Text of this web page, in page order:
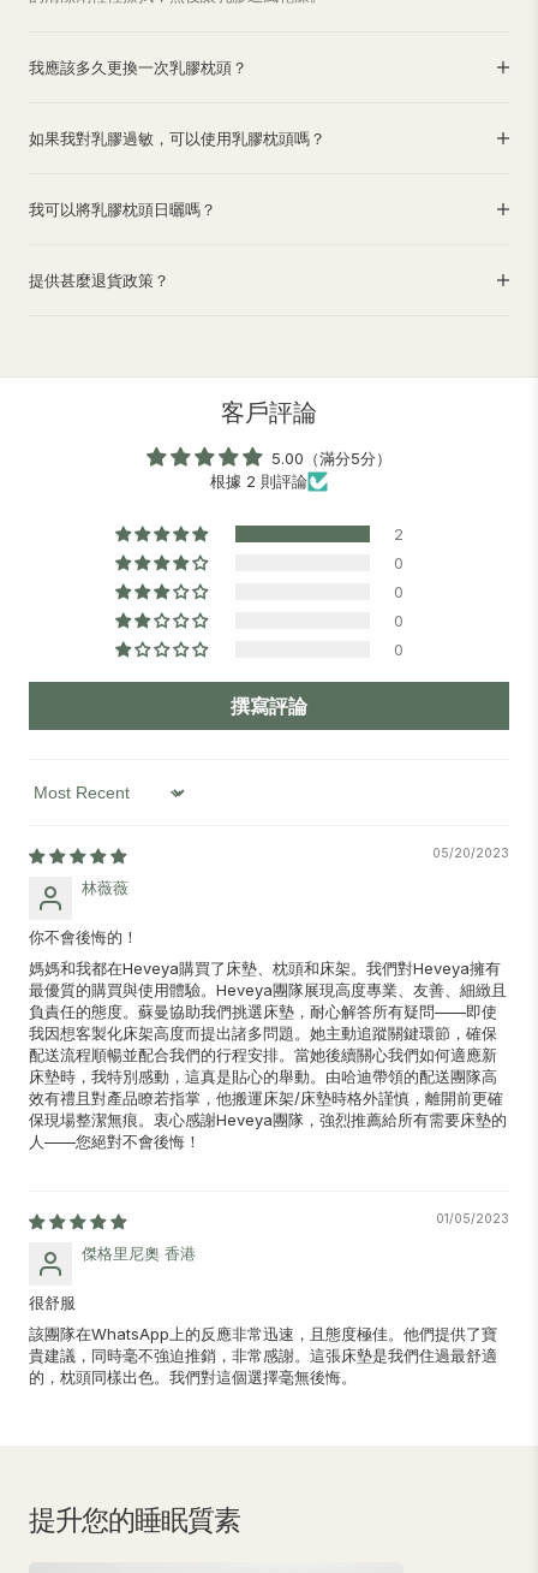
我應該多久更換一次乳膠枕頭？
如果我對乳膠過敏，可以使用乳膠枕頭嗎？
我可以將乳膠枕頭日曬嗎？
提供甚麼退貨政策？
客戶評論
5.00（滿分5分）
根據 2 則評論
2
0
0
0
0
撰寫評論
Sort by
05/20/2023
林薇薇
你不會後悔的！
媽媽和我都在Heveya購買了床墊、枕頭和床架。我們對Heveya擁有
最優質的購買與使用體驗。Heveya團隊展現高度專業、友善、細緻且
負責任的態度。蘇曼協助我們挑選床墊，耐心解答所有疑問——即使
我因想客製化床架高度而提出諸多問題。她主動追蹤關鍵環節，確保
配送流程順暢並配合我們的行程安排。當她後續關心我們如何適應新
床墊時，我特別感動，這真是貼心的舉動。由哈迪帶領的配送團隊高
效有禮且對產品瞭若指掌，他搬運床架/床墊時格外謹慎，離開前更確
保現場整潔無痕。衷心感謝Heveya團隊，強烈推薦給所有需要床墊的
人——您絕對不會後悔！
01/05/2023
傑格里尼奧 香港
很舒服
該團隊在WhatsApp上的反應非常迅速，且態度極佳。他們提供了寶
貴建議，同時毫不強迫推銷，非常感謝。這張床墊是我們住過最舒適
的，枕頭同樣出色。我們對這個選擇毫無後悔。
提升您的睡眠質素